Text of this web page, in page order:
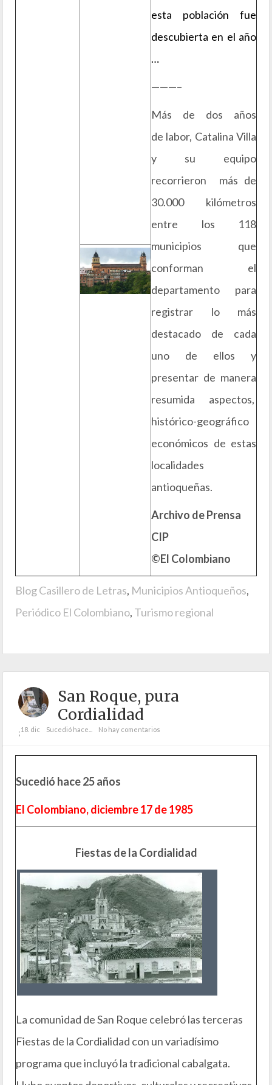
esta población fue
descubierta en el año
…
———–
Más de dos años
de labor, Catalina Villa
y su equipo
recorrieron más de
30.000 kilómetros
entre los 118
municipios que
conforman el
departamento para
registrar lo más
destacado de cada
uno de ellos y
presentar de manera
resumida aspectos,
histórico-geográfico
económicos de estas
localidades
antioqueñas.
Archivo de Prensa
CIP
©El Colombiano
Blog Casillero de Letras, Municipios Antioqueños,
Periódico El Colombiano, Turismo regional
San Roque, pura
Cordialidad
;18. dic Sucedió hace... No hay comentarios
Sucedió hace 25 años
El Colombiano, diciembre 17 de 1985
Fiestas de la Cordialidad
La comunidad de San Roque celebró las terceras
Fiestas de la Cordialidad con un variadísimo
programa que incluyó la tradicional cabalgata.